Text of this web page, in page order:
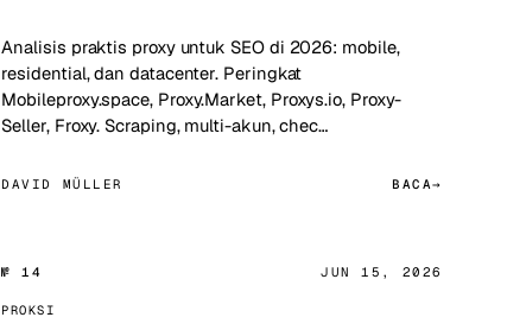
Analisis praktis proxy untuk SEO di 2026: mobile,
residential, dan datacenter. Peringkat
Mobileproxy.space, Proxy.Market, Proxys.io, Proxy-
Seller, Froxy. Scraping, multi-akun, chec…
DAVID MÜLLER BACA
№ 14 JUN 15, 2026
PROKSI